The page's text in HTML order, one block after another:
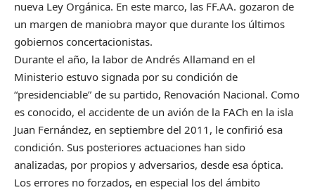
nueva Ley Orgánica. En este marco, las FF.AA. gozaron de
un margen de maniobra mayor que durante los últimos
gobiernos concertacionistas.
Durante el año, la labor de Andrés Allamand en el
Ministerio estuvo signada por su condición de
“presidenciable” de su partido, Renovación Nacional. Como
es conocido, el accidente de un avión de la FACh en la isla
Juan Fernández, en septiembre del 2011, le confirió esa
condición. Sus posteriores actuaciones han sido
analizadas, por propios y adversarios, desde esa óptica.
Los errores no forzados, en especial los del ámbito